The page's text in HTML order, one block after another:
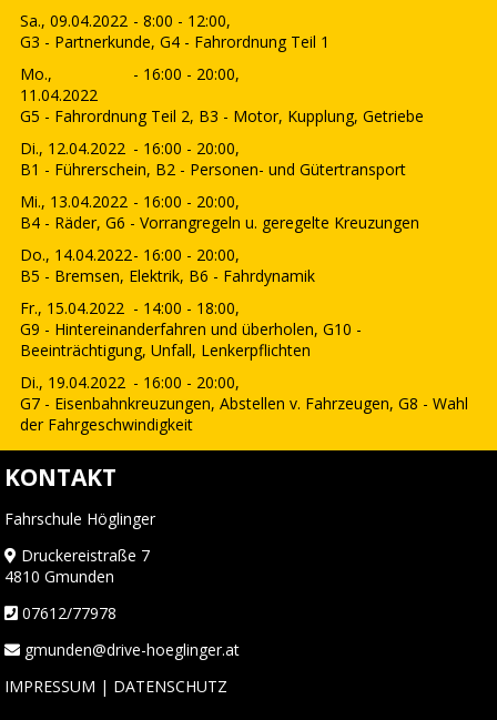
Sa., 09.04.2022 - 8:00 - 12:00,
G3 - Partnerkunde, G4 - Fahrordnung Teil 1
Mo.,
11.04.2022
- 16:00 - 20:00,
G5 - Fahrordnung Teil 2, B3 - Motor, Kupplung, Getriebe
Di., 12.04.2022 - 16:00 - 20:00,
B1 - Führerschein, B2 - Personen- und Gütertransport
Mi., 13.04.2022 - 16:00 - 20:00,
B4 - Räder, G6 - Vorrangregeln u. geregelte Kreuzungen
Do., 14.04.2022- 16:00 - 20:00,
B5 - Bremsen, Elektrik, B6 - Fahrdynamik
Fr., 15.04.2022 - 14:00 - 18:00,
G9 - Hintereinanderfahren und überholen, G10 -
Beeinträchtigung, Unfall, Lenkerpflichten
Di., 19.04.2022 - 16:00 - 20:00,
G7 - Eisenbahnkreuzungen, Abstellen v. Fahrzeugen, G8 - Wahl
der Fahrgeschwindigkeit
KONTAKT
Fahrschule Höglinger
Druckereistraße 7
4810 Gmunden
07612/77978
gmunden@drive-hoeglinger.at
IMPRESSUM | DATENSCHUTZ